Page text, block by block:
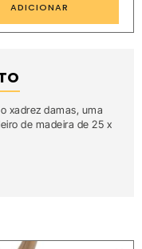
ADICIONAR
xadrez damas, uma
de madeira de 25 x